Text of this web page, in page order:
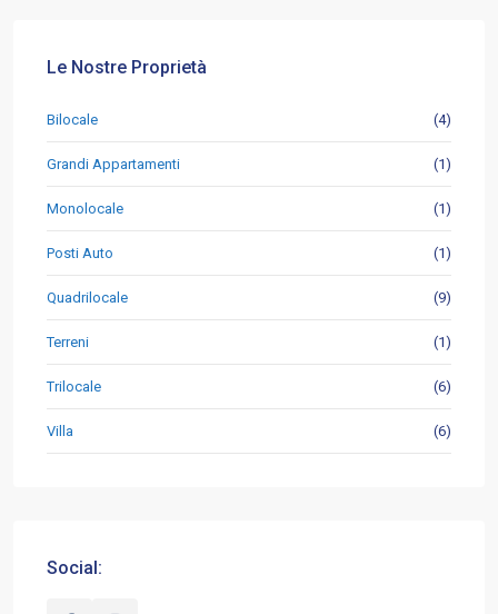
Le Nostre Proprietà
Bilocale (4)
Grandi Appartamenti (1)
Monolocale (1)
Posti Auto (1)
Quadrilocale (9)
Terreni (1)
Trilocale (6)
Villa (6)
Social: